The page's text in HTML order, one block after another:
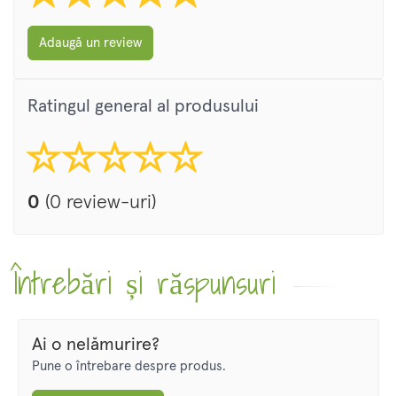
Adaugă un review
Ratingul general al produsului
0 (0 review-uri)
Întrebări și răspunsuri
Ai o nelămurire?
Pune o întrebare despre produs.